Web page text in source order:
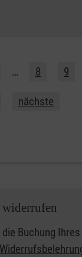
… 8 9
nächste
Buchung